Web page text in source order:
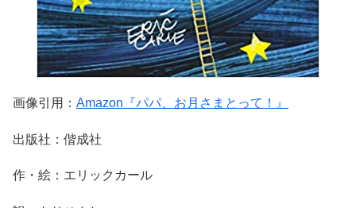
画像引用： Amazon『パパ、お月さまとって！』
出版社：偕成社
作・絵：エリックカール